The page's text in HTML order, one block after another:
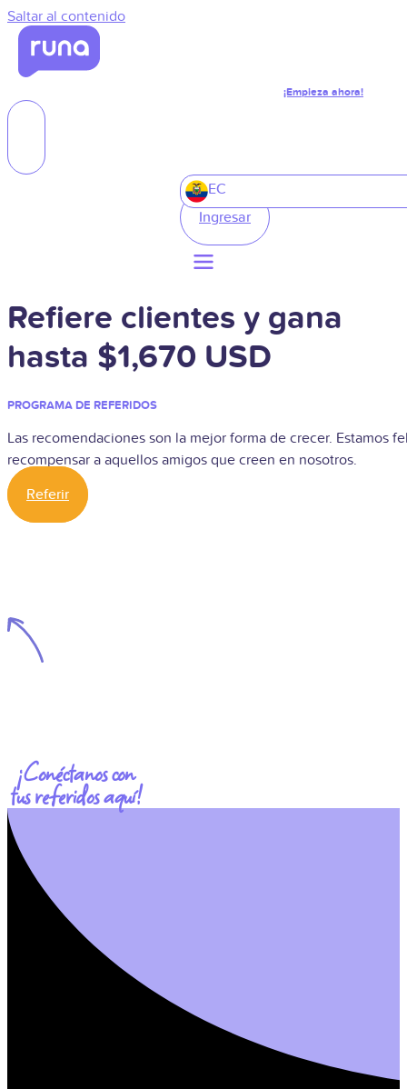
Saltar al contenido
¡Empieza ahora!
EC
Ingresar
Refiere clientes y gana
hasta $1,670 USD
PROGRAMA DE REFERIDOS
Las recomendaciones son la mejor forma de crecer. Estamos
recompensar a aquellos amigos que creen en nosotros.
Referir
¡Conéctanos con
tus referidos aquí!